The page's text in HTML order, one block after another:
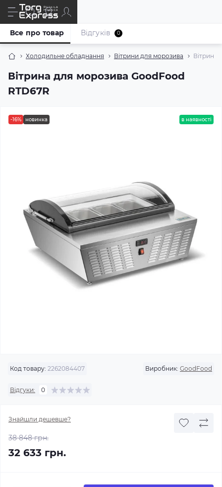
Холодильне обладнання Вітрини для морозива Вітрина
Вітрина для морозива GoodFood
RTD67R
Все про товар Відгуків 0
-16% новинка в наявності
Код товару: 2262084407 Виробник: GoodFood
Відгуки: 0
Знайшли дешевше?
38 848 грн.
32 633 грн.